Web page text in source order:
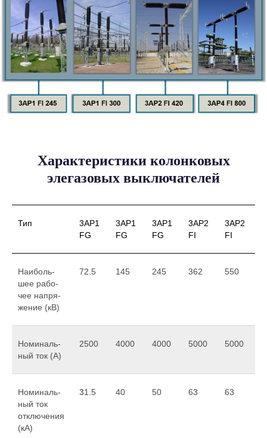
Характеристики колонковых
элегазовых выключателей
Тип
3AP1
FG
3AP1
FG
3AP1
FG
3AP2
FI
3AP2
FI
Наи­боль­
шее рабо­
чее напря­
жение (кВ)
72.5 145 245 362 550
Номи­наль­
ный ток (А)
2500 4000 4000 5000 5000
Номи­наль­
ный ток
отклю­чения
(кА)
31.5 40 50 63 63